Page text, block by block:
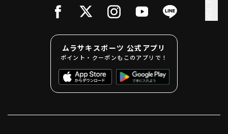
ムラサキスポーツ 公式アプリ
ポイント・クーポンもこのアプリで！